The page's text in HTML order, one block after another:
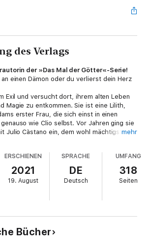
des Verlags
der »Das Mal der Götter«-Serie!
einen Dämon oder du verlierst dein Herz
Exil und versucht dort, ihrem alten Leben
Magie zu entkommen. Sie ist eine Lilith,
erster Frau, die sich einst in einen
wie Clio selbst. Vor Jahren ging sie
Julio Càstano ein, dem wohl mächtigsten
zurückzugewinnen, denn das magische
zieht sie noch immer unaufhörlich
denkt gar nicht daran, sich noch einmal
bis ihre beiden Familien auf
dunklen Gewalt bedroht werden. Schon
dass nur die Magie ihrer Liebe sie
der knisternden Dämonen-
mehr
ERSCHIENEN
2021
19. August
SPRACHE
DE
Deutsch
UMFANG
318
Seiten
Bücher